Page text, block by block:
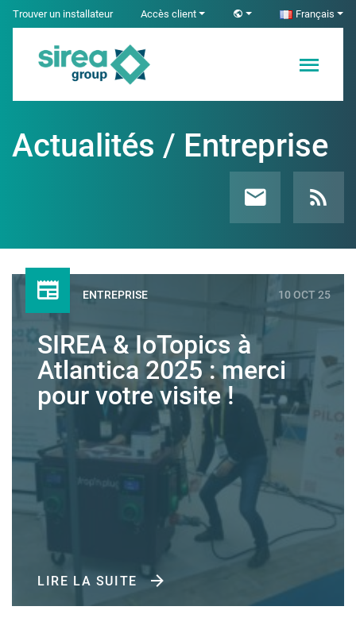
SkipTrouver un installateur Accès client Français
Solutions en
Électricité et
industriel
Actualités / Entreprise
ENTREPRISE 10 OCT 25
SIREA & IoTopics à
Atlantica 2025 : merci
pour votre visite !
LIRE LA SUITE